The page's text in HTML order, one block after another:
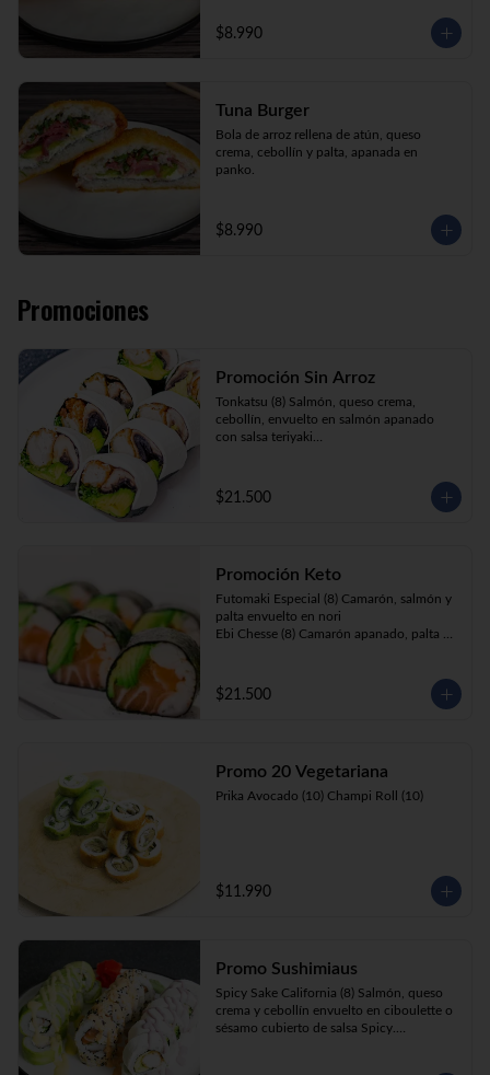
$8.990
Tuna Burger
Bola de arroz rellena de atún, queso
crema, cebollín y palta, apanada en
panko.
$8.990
Promociones
Promoción Sin Arroz
Tonkatsu (8) Salmón, queso crema,
cebollín, envuelto en salmón apanado
con salsa teriyaki
Sake Ebi (8) Camarón, salmón, queso
crema y cebollín envuelto en palta.
$21.500
Promoción Keto
Futomaki Especial (8) Camarón, salmón y
palta envuelto en nori
Ebi Chesse (8) Camarón apanado, palta y
Sake Ebi (8) Camarón, salmón, queso
crema y cebollín envuelto en palta.
$21.500
Promo 20 Vegetariana
Prika Avocado (10) Champi Roll (10)
$11.990
Promo Sushimiaus
Spicy Sake California (8) Salmón, queso
crema y cebollín envuelto en ciboulette o
sésamo cubierto de salsa Spicy.